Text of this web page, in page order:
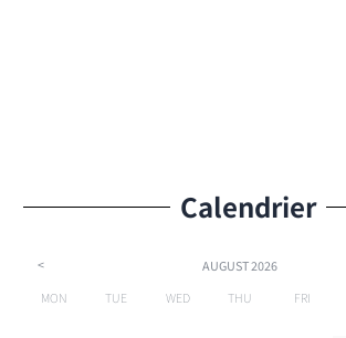
Calendrier
< AUGUST2026
MON
TUE WED THU FRI